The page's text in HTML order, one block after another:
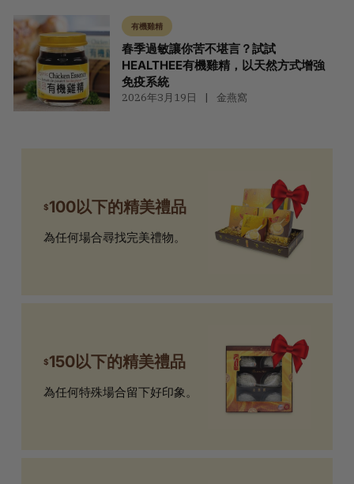
有機雞精
春季過敏讓你苦不堪言？試試
HEALTHEE有機雞精，以天然方式增強
免疫系統
2026年3月19日 金燕窩
$100以下的精美禮品
為任何場合尋找完美禮物。
$150以下的精美禮品
為任何特殊場合留下好印象。